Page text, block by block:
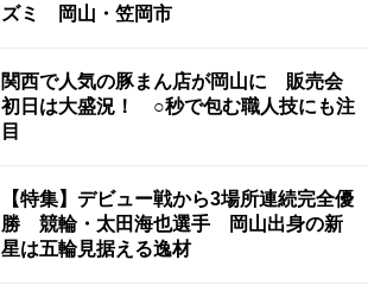
ズミ 岡山・笠岡市
関西で人気の豚まん店が岡山に 販売会
初日は大盛況！ ○秒で包む職人技にも注
目
【特集】デビュー戦から3場所連続完全優
勝 競輪・太田海也選手 岡山出身の新
星は五輪見据える逸材